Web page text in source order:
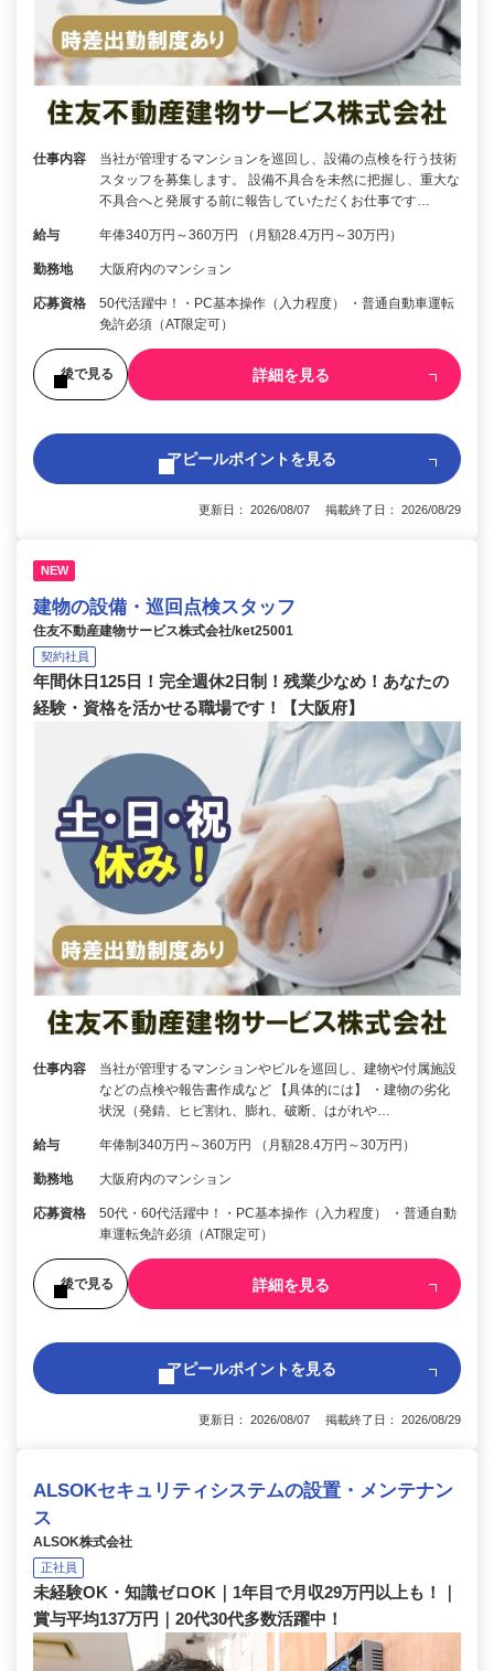
仕事内容
当社が管理するマンションを巡回し、設備の点検を行う技術
スタッフを募集します。 設備不具合を未然に把握し、重大な
不具合へと発展する前に報告していただくお仕事です…
給与 年俸340万円～360万円 （月額28.4万円～30万円）
勤務地 大阪府内のマンション
応募資格
50代活躍中！・PC基本操作（入力程度） ・普通自動車運転
免許必須（AT限定可）
後で見る 詳細を見る
アピールポイントを見る
更新日： 2026/08/07 掲載終了日： 2026/08/29
NEW
建物の設備・巡回点検スタッフ
住友不動産建物サービス株式会社/ket25001
契約社員
年間休日125日！完全週休2日制！残業少なめ！あなたの
経験・資格を活かせる職場です！【大阪府】
仕事内容
当社が管理するマンションやビルを巡回し、建物や付属施設
などの点検や報告書作成など 【具体的には】 ・建物の劣化
状況（発錆、ヒビ割れ、膨れ、破断、はがれや…
給与 年俸制340万円～360万円 （月額28.4万円～30万円）
勤務地 大阪府内のマンション
応募資格
50代・60代活躍中！・PC基本操作（入力程度） ・普通自動
車運転免許必須（AT限定可）
後で見る 詳細を見る
アピールポイントを見る
更新日： 2026/08/07 掲載終了日： 2026/08/29
ALSOKセキュリティシステムの設置・メンテナン
ス
ALSOK株式会社
正社員
未経験OK・知識ゼロOK｜1年目で月収29万円以上も！｜
賞与平均137万円｜20代30代多数活躍中！